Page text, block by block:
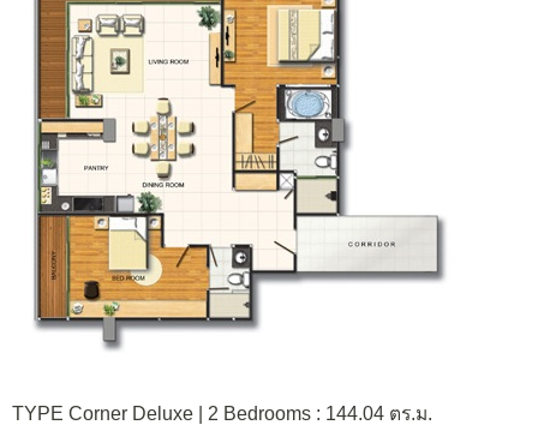
TYPE Corner Deluxe | 2 Bedrooms : 144.04 ตร.ม.